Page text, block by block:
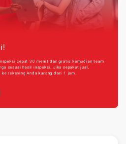
cepat 30 menit dan gratis kemudian team
sesuai hasil inspeksi. Jika sepakat jual,
rekening Anda kurang dari 1 jam.